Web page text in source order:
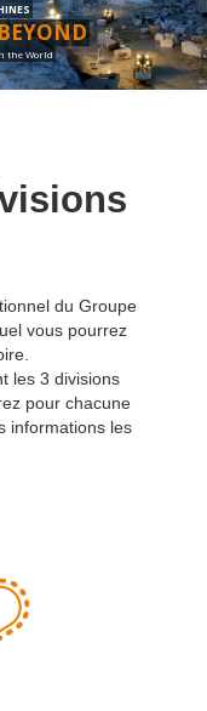
the World
du Groupe
vous pourrez
les 3 divisions
pour chacune
informations les